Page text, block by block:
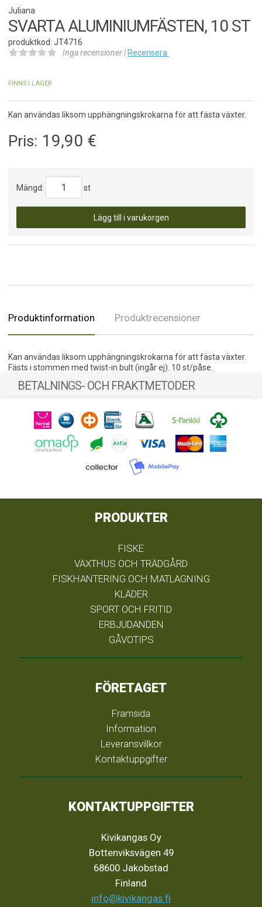
Juliana
SVARTA ALUMINIUMFÄSTEN, 10 ST
produktkod: JT4716
Inga recensioner | Recensera
FINNS I LAGER
Kan användas liksom upphängningskrokarna för att fästa växter.
Pris: 19,90 €
Mängd: st
Lägg till i varukorgen
Produktinformation Produktrecensioner
Kan användas liksom upphängningskrokarna för att fästa växter.
Fästs i stommen med twist-in bult (ingår ej). 10 st/påse.
BETALNINGS- OCH FRAKTMETODER
PRODUKTER
FISKE
VÄXTHUS OCH TRÄDGÅRD
FISKHANTERING OCH MATLAGNING
KLÄDER
SPORT OCH FRITID
ERBJUDANDEN
GÅVOTIPS
FÖRETAGET
Framsida
Information
Leveransvillkor
Kontaktuppgifter
KONTAKTUPPGIFTER
Kivikangas Oy
Bottenviksvägen 49
68600 Jakobstad
Finland
info@kivikangas.fi